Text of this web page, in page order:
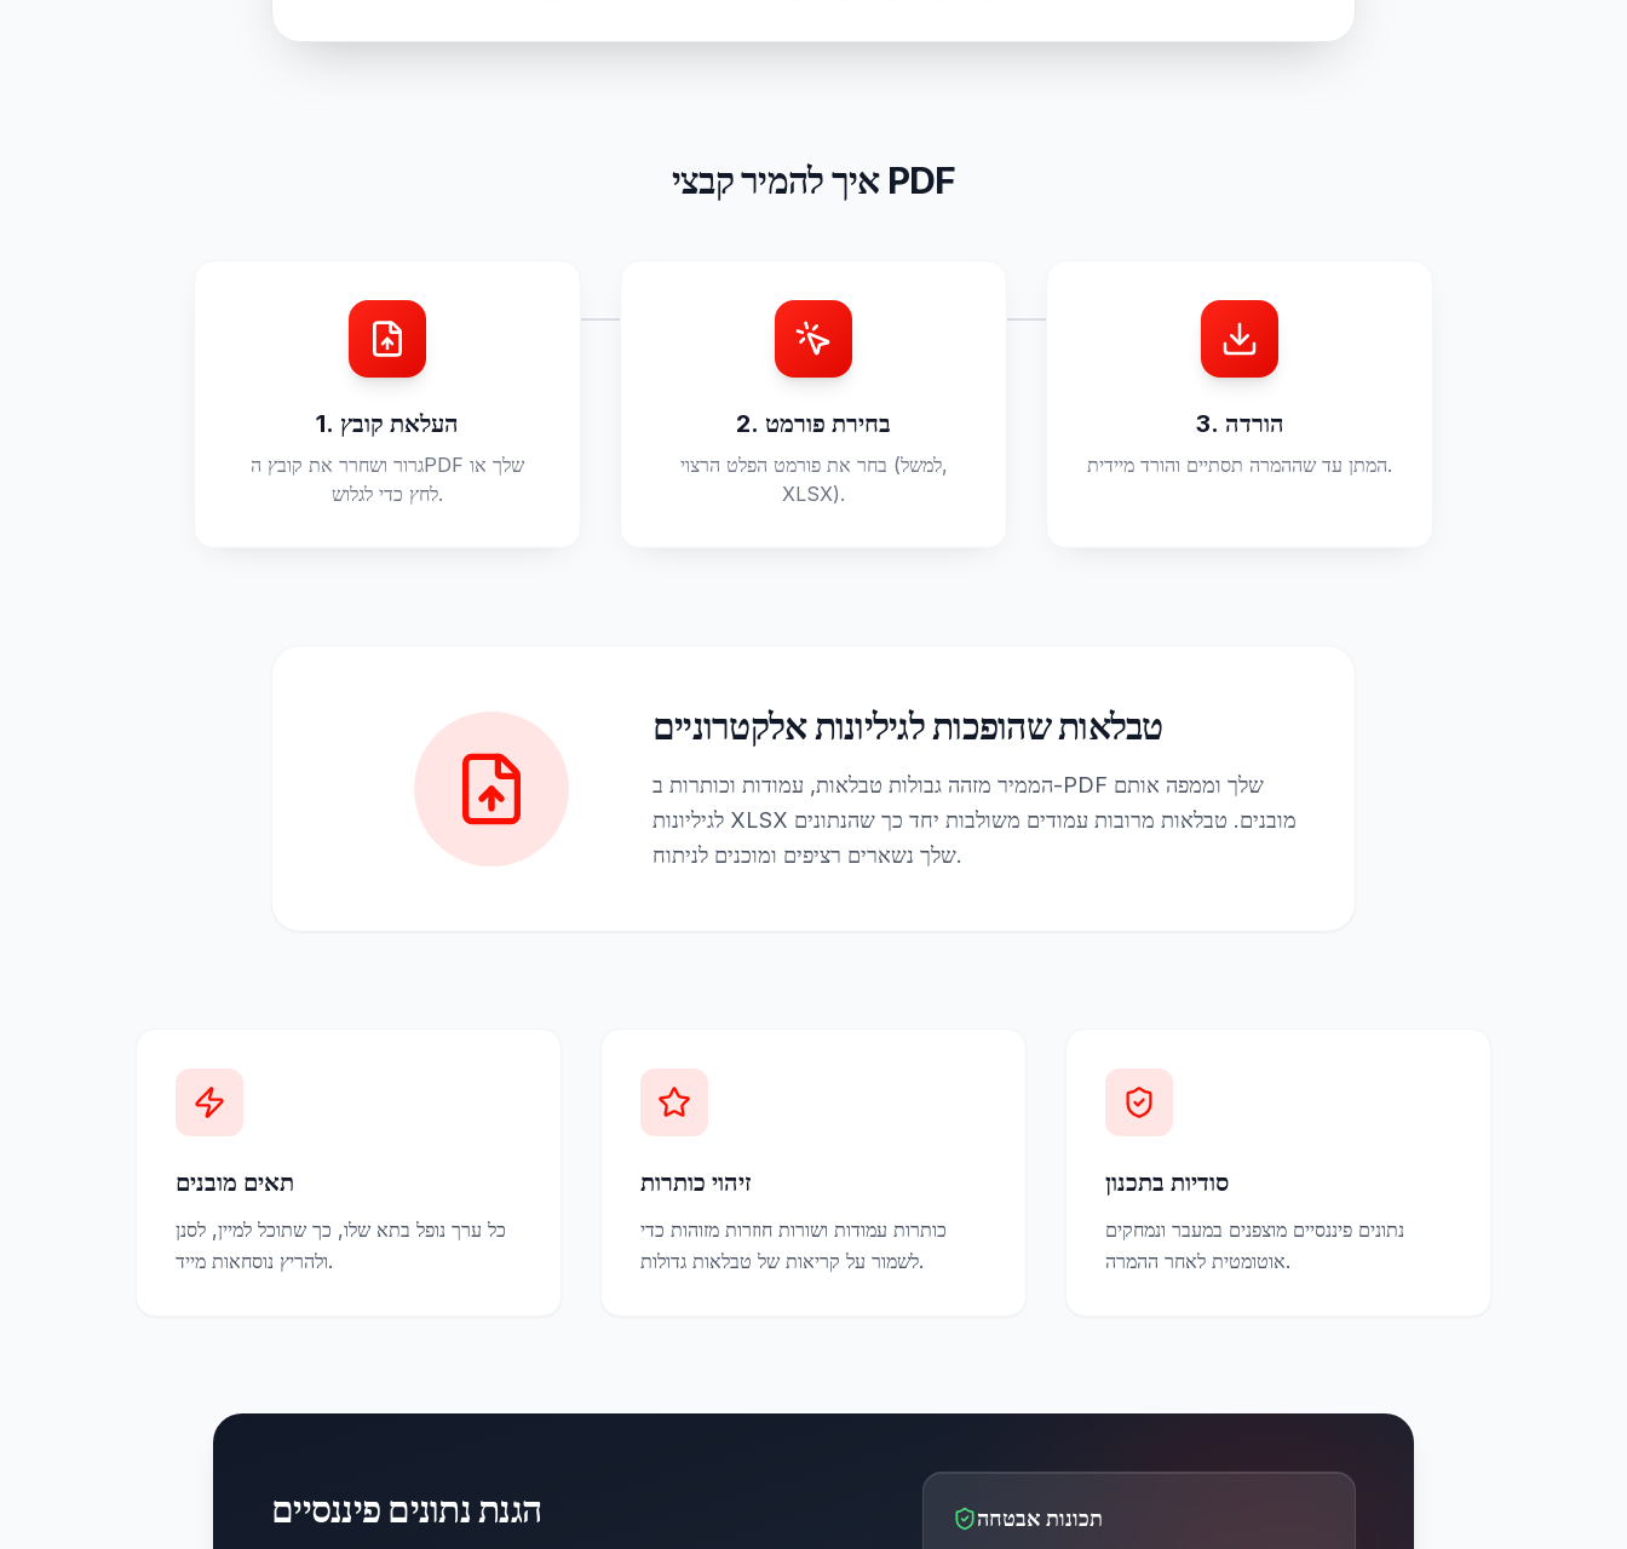
איך להמיר קבצי PDF
1. העלאת קובץ
גרור ושחרר את קובץ הPDF שלך או
לחץ כדי לגלוש.
2. בחירת פורמט
בחר את פורמט הפלט הרצוי (למשל,
XLSX).
3. הורדה
המתן עד שההמרה תסתיים והורד מיידית.
טבלאות שהופכות לגיליונות אלקטרוניים
הממיר מזהה גבולות טבלאות, עמודות וכותרות ב-PDF שלך וממפה אותם
לגיליונות XLSX מובנים. טבלאות מרובות עמודים משולבות יחד כך שהנתונים
שלך נשארים רציפים ומוכנים לניתוח.
תאים מובנים
כל ערך נופל בתא שלו, כך שתוכל למיין, לסנן
ולהריץ נוסחאות מייד.
זיהוי כותרות
כותרות עמודות ושורות חוזרות מזוהות כדי
לשמור על קריאות של טבלאות גדולות.
סודיות בתכנון
נתונים פיננסיים מוצפנים במעבר ונמחקים
אוטומטית לאחר ההמרה.
הגנת נתונים פיננסיים תכונות אבטחה